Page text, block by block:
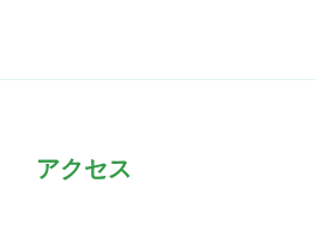
アクセス